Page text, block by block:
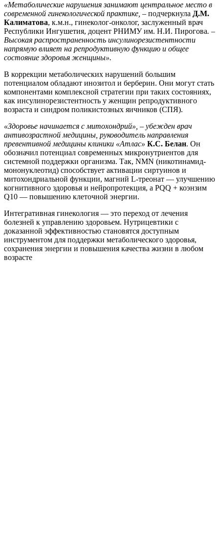
«Метаболические нарушения занимают центральное место в
современной гинекологической практике, – подчеркнула Д.М.
Калиматова, к.м.н., гинеколог-онколог, заслуженный врач
Республики Ингушетия, доцент РНИМУ им. Н.И. Пирогова. –
Высокая распространенность инсулинорезистентности
напрямую влияет на репродуктивную функцию и общее
состояние здоровья женщины».
В коррекции метаболических нарушений большим
потенциалом обладают инозитол и берберин. Они могут стать
компонентами комплексной стратегии при таких состояниях,
как инсулинорезистентность у женщин репродуктивного
возраста и синдром поликистозных яичников (СПЯ).
«Здоровье начинается с митохондрий», – убежден врач
антивозрастной медицины, руководитель направления
превентивной медицины клиники «Атлас» К.С. Белан. Он
обозначил потенциал современных микронутриентов для
системной поддержки организма. Так, NMN (никотинамид-
мононуклеотид) способствует активации сиртуинов и
митохондриальной функции, магний L-треонат — улучшению
когнитивного здоровья и нейропротекция, а PQQ + коэнзим
Q10 — повышению клеточной энергии.
Интегративная гинекология — это переход от лечения
болезней к управлению здоровьем. Нутрицевтики с
доказанной эффективностью становятся доступным
инструментом для поддержки метаболического здоровья,
сохранения энергии и повышения качества жизни в любом
возрасте